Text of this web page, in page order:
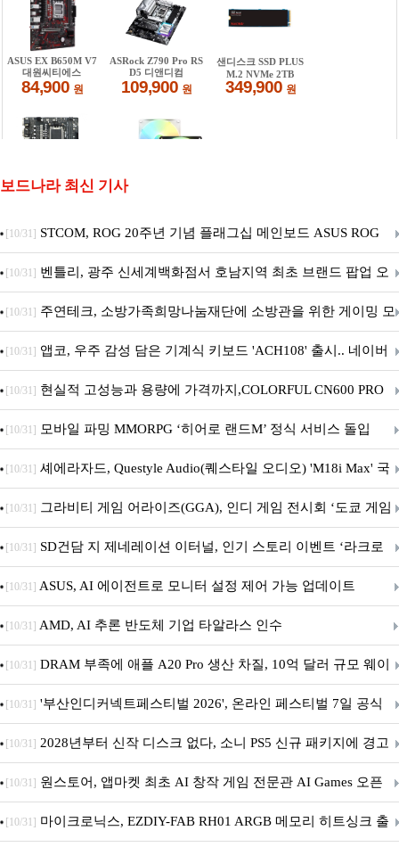
보드나라 최신 기사
[10/31] STCOM, ROG 20주년 기념 플래그십 메인보드 ASUS ROG
Crosshair X870E EDITION 20 국내 출시 예정
[10/31] 벤틀리, 광주 신세계백화점서 호남지역 최초 브랜드 팝업 오
픈
[10/31] 주연테크, 소방가족희망나눔재단에 소방관을 위한 게이밍 모
니터·스마트 펫 침대 기부
[10/31] 앱코, 우주 감성 담은 기계식 키보드 'ACH108' 출시.. 네이버
브랜드데이 기획전 진행
[10/31] 현실적 고성능과 용량에 가격까지,COLORFUL CN600 PRO
M.2 NVMe 디앤디컴 1TB
[10/31] 모바일 파밍 MMORPG ‘히어로 랜드M’ 정식 서비스 돌입
[10/31] 셰에라자드, Questyle Audio(퀘스타일 오디오) 'M18i Max' 국
내 정식 출시
[10/31] 그라비티 게임 어라이즈(GGA), 인디 게임 전시회 ‘도쿄 게임
던전 13’ 참가!
[10/31] SD건담 지 제네레이션 이터널, 인기 스토리 이벤트 ‘라크로
아의 용사’ 재개최 및 풍성한 기념 이벤트 실시!
[10/31] ASUS, AI 에이전트로 모니터 설정 제어 가능 업데이트
[10/31] AMD, AI 추론 반도체 기업 타알라스 인수
[10/31] DRAM 부족에 애플 A20 Pro 생산 차질, 10억 달러 규모 웨이
퍼 대기
[10/31] '부산인디커넥트페스티벌 2026', 온라인 페스티벌 7일 공식
개막... 22일간 진행
[10/31] 2028년부터 신작 디스크 없다, 소니 PS5 신규 패키지에 경고
문 추가
[10/31] 원스토어, 앱마켓 최초 AI 창작 게임 전문관 AI Games 오픈
[10/31] 마이크로닉스, EZDIY-FAB RH01 ARGB 메모리 히트싱크 출